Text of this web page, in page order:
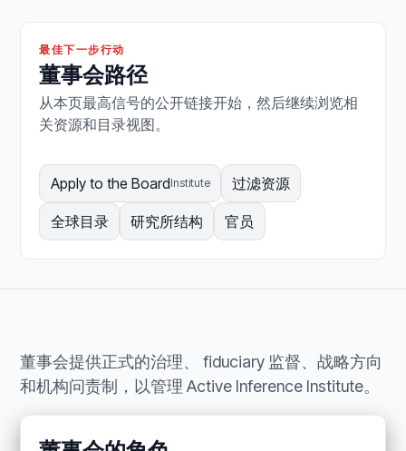
最佳下一步行动
董事会路径
从本页最高信号的公开链接开始，然后继续浏览相
关资源和目录视图。
Apply to the BoardInstitute 过滤资源
全球目录 研究所结构 官员
董事会提供正式的治理、 fiduciary 监督、战略方向
和机构问责制，以管理 Active Inference Institute。